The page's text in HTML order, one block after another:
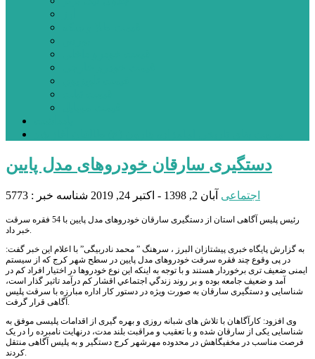
دستگیری سارقان خودروهای مدل پایین
اجتماعی آبان 2, 1398 - اکتبر 24, 2019 شناسه خبر : 5773
رئیس پلیس آگاهی استان از دستگیری سارقان خودروهای مدل پایین با 54 فقره سرقت
خبر داد.
به گزارش پایگاه خبری پیشتازان البرز ، سرهنگ ” محمد نادربیگی” با اعلام این خبر گفت:
در پی وقوع چند فقره سرقت خودروهای مدل پایین در سطح شهر کرج که از سیستم
ایمنی ضعیف تری برخوردار هستند و با توجه به اينکه اين نوع خودروها در اختيار افراد کم در
آمد و ضعيف جامعه بوده و بر روند زندگي اجتماعي اقشار کم درآمد تاثير گذار است،
شناسایی و دستگیری سارقان به صورت ویژه در دستور کار اداره مبارزه با سرقت پلیس
آگاهی قرار گرفت.
وی افزود: کارآگاهان با تلاش های شبانه روزی و بهره گیری از اقدامات پلیسی موفق به
شناسایی یکی از سارقان شده و با تعقیب و مراقبت بلند مدت، درنهایت نامبرده را در یک
فرصت مناسب در مخفیگاهش در محدوده مهرشهر کرج دستگیر و به پلیس آگاهی منتقل
کردند.